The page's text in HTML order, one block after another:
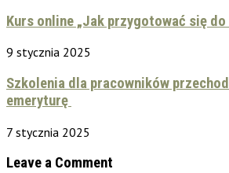
Kurs online „Jak przygotować się do
9 stycznia 2025
Szkolenia dla pracowników
emeryturę
7 stycznia 2025
Leave a Comment